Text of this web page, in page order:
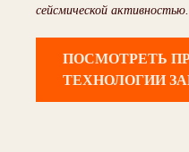
сейсмической активностью.
ПОСМОТРЕТЬ
ТЕХНОЛОГИИ